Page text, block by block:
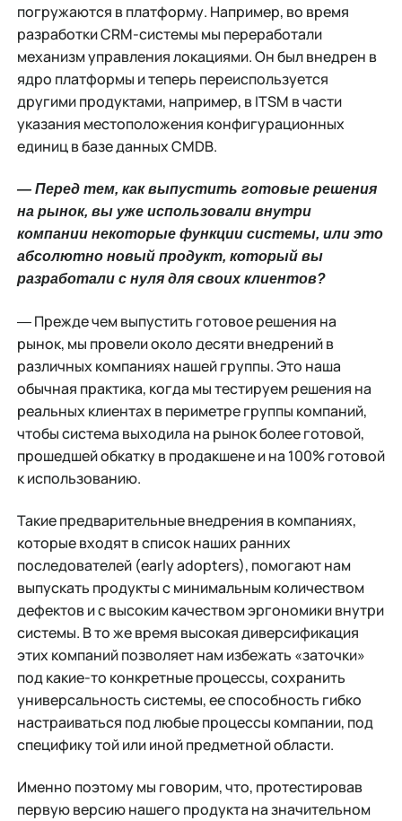
погружаются в платформу. Например, во время
разработки CRM-системы мы переработали
механизм управления локациями. Он был внедрен в
ядро платформы и теперь переиспользуется
другими продуктами, например, в ITSM в части
указания местоположения конфигурационных
единиц в базе данных CMDB.
― Перед тем, как выпустить готовые решения
на рынок, вы уже использовали внутри
компании некоторые функции системы, или это
абсолютно новый продукт, который вы
разработали с нуля для своих клиентов?
― Прежде чем выпустить готовое решения на
рынок, мы провели около десяти внедрений в
различных компаниях нашей группы. Это наша
обычная практика, когда мы тестируем решения на
реальных клиентах в периметре группы компаний,
чтобы система выходила на рынок более готовой,
прошедшей обкатку в продакшене и на 100% готовой
к использованию.
Такие предварительные внедрения в компаниях,
которые входят в список наших ранних
последователей (early adopters), помогают нам
выпускать продукты с минимальным количеством
дефектов и с высоким качеством эргономики внутри
системы. В то же время высокая диверсификация
этих компаний позволяет нам избежать «заточки»
под какие-то конкретные процессы, сохранить
универсальность системы, ее способность гибко
настраиваться под любые процессы компании, под
специфику той или иной предметной области.
Именно поэтому мы говорим, что, протестировав
первую версию нашего продукта на значительном